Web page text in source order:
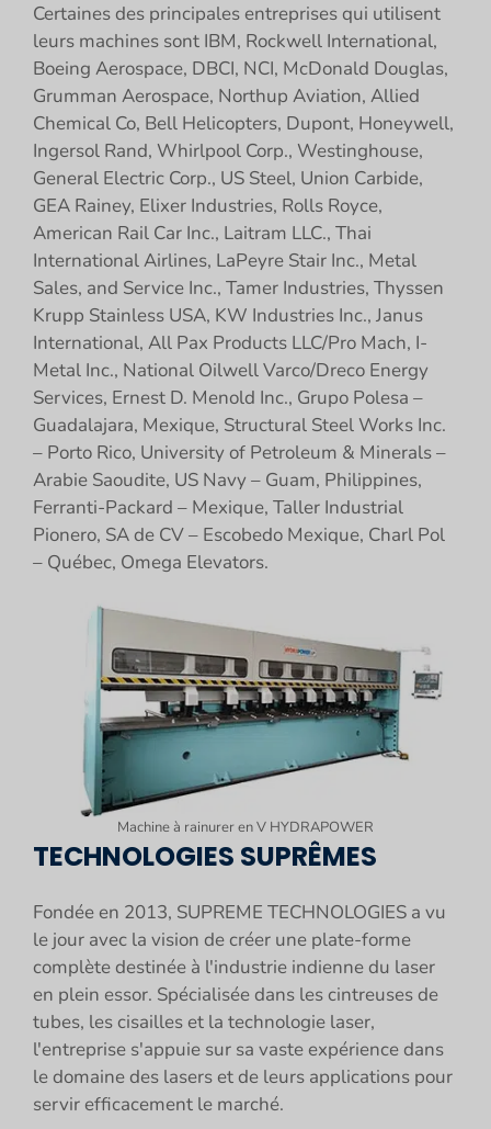
Certaines des principales entreprises qui utilisent
leurs machines sont IBM, Rockwell International,
Boeing Aerospace, DBCI, NCI, McDonald Douglas,
Grumman Aerospace, Northup Aviation, Allied
Chemical Co, Bell Helicopters, Dupont, Honeywell,
Ingersol Rand, Whirlpool Corp., Westinghouse,
General Electric Corp., US Steel, Union Carbide,
GEA Rainey, Elixer Industries, Rolls Royce,
American Rail Car Inc., Laitram LLC., Thai
International Airlines, LaPeyre Stair Inc., Metal
Sales, and Service Inc., Tamer Industries, Thyssen
Krupp Stainless USA, KW Industries Inc., Janus
International, All Pax Products LLC/Pro Mach, I-
Metal Inc., National Oilwell Varco/Dreco Energy
Services, Ernest D. Menold Inc., Grupo Polesa –
Guadalajara, Mexique, Structural Steel Works Inc.
– Porto Rico, University of Petroleum & Minerals –
Arabie Saoudite, US Navy – Guam, Philippines,
Ferranti-Packard – Mexique, Taller Industrial
Pionero, SA de CV – Escobedo Mexique, Charl Pol
– Québec, Omega Elevators.
Machine à rainurer en V HYDRAPOWER
TECHNOLOGIES SUPRÊMES
Fondée en 2013, SUPREME TECHNOLOGIES a vu
le jour avec la vision de créer une plate-forme
complète destinée à l'industrie indienne du laser
en plein essor. Spécialisée dans les cintreuses de
tubes, les cisailles et la technologie laser,
l'entreprise s'appuie sur sa vaste expérience dans
le domaine des lasers et de leurs applications pour
servir efficacement le marché.